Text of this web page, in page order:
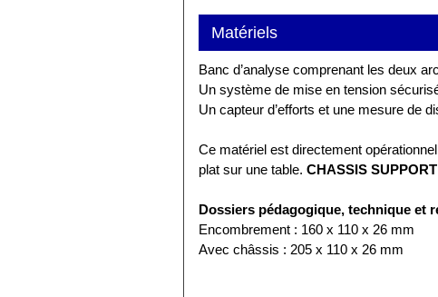
Matériels
Banc d’analyse comprenant les deux
Un système de mise en tension
Un capteur d’efforts et une mesure de
Ce matériel est directement
plat sur une table. CHASSIS
Dossiers pédagogique, technique et
Encombrement : 160 x 110 x 26 mm
Avec châssis : 205 x 110 x 26 mm